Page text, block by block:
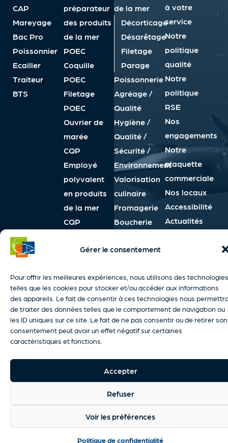
Gérer le consentement
Pour offrir les meilleures expériences, nous utilisons des technologies
telles que les cookies pour stocker et/ou accéder aux informations
des appareils. Le fait de consentir à ces technologies nous
de traiter des données telles que le comportement de navigation ou
les ID uniques sur ce site. Le fait de ne pas consentir ou de retirer son
consentement peut avoir un effet négatif sur certaines
caractéristiques et fonctions.
Accepter
Refuser
Voir les préférences
Politique de confidentialité
à votre
service
Notre
politique
qualité
Notre
politique
RSE
Nos
engagements
Notre
plaquette
commerciale
Nos locaux
Accessibilité
Actualités
CAP
Mareyage
Bac Pro
Poissonnier
Ecailler
Traiteur
BTS
préparateur
des produits
de la mer
POEC
Coquille
POEC
Filetage
POEC
Ouvrier de
marée
CQP
Employé
polyvalent
en produits
de la mer
CQP
/ Vendeur en
la mer
de la mer
Décorticage
Désarêtage
Filetage
Parage
Poissonnerie
Agréage /
Qualité
Hygiène /
Qualité /
Sécurité /
Environnement
Valorisation
culinaire
Fromagerie
Boucherie
Langues
FLE
Anglais
Plan du siteMentions légales
AccessibilitéGestion des cookies
Une création asticoweb.com ©2025